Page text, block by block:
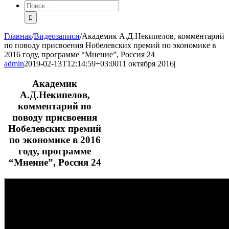
Результат
поиска:
Главная/Видеозаписи/Академик А.Д.Некипелов, комментарий
по поводу присвоения Нобелевских премий по экономике в
2016 году, программе “Мнение”, Россия 24
admin2019-02-13T12:14:59+03:0011 октября 2016|
Академик
А.Д.Некипелов,
комментарий по
поводу присвоения
Нобелевских премий
по экономике в 2016
году, программе
“Мнение”, Россия 24